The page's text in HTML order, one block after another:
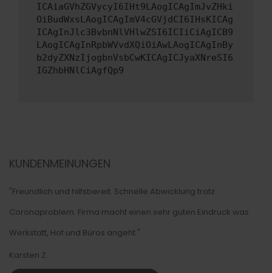
ICAiaGVhZGVycyI6IHt9LAogICAgImJvZHki
OiBudWxsLAogICAgImV4cGVjdCI6IHsKICAg
ICAgInJlc3BvbnNlVHlwZSI6ICIiCiAgICB9
LAogICAgInRpbWVvdXQiOiAwLAogICAgInBy
b2dyZXNzIjogbnVsbCwKICAgICJyaXNreSI6
IGZhbHNlCiAgfQp9
KUNDENMEINUNGEN
"Freundlich und hilfsbereit. Schnelle Abwicklung trotz
Coronaproblem. Firma macht einen sehr guten Eindruck was
Werkstatt, Hof und Büros angeht."
Karsten Z.